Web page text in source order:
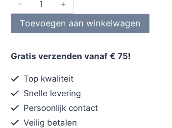
Toevoegen aan winkelwagen
Gratis verzenden vanaf € 75!
Top kwaliteit
Snelle levering
Persoonlijk contact
Veilig betalen